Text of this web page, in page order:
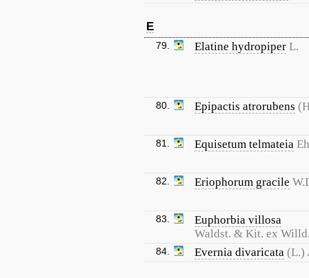
E
79. Elatine hydropiper L.
80. Epipactis atrorubens
81. Equisetum telmateia
82. Eriophorum gracile
83.
Euphorbia villosa
Waldst. & Kit. ex
84. Evernia divaricata (L.)